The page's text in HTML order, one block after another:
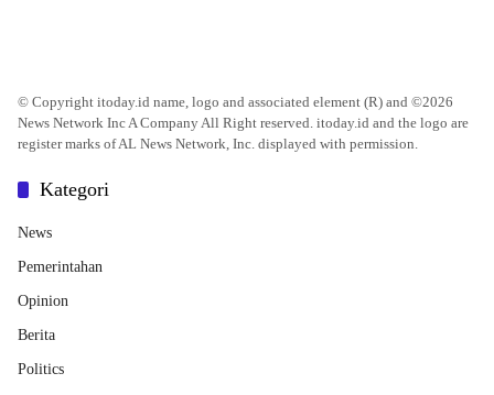
© Copyright itoday.id name, logo and associated element (R) and ©2026
News Network Inc A Company All Right reserved. itoday.id and the logo are
register marks of AL News Network, Inc. displayed with permission.
Kategori
News
Pemerintahan
Opinion
Berita
Politics